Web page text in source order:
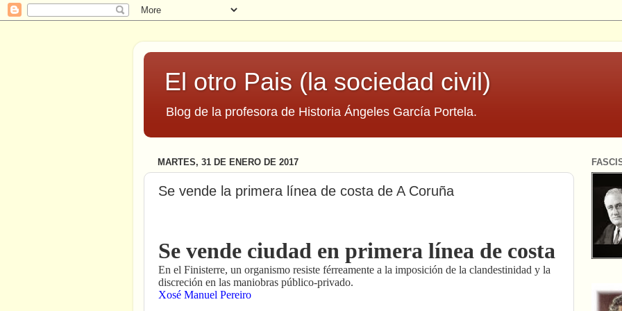
El otro Pais (la sociedad civil)
Blog de la profesora de Historia Ángeles García Portela.
MARTES, 31 DE ENERO DE 2017
Se vende la primera línea de costa de A Coruña
Se vende ciudad en primera línea de costa
En el Finisterre, un organismo resiste férreamente a la imposición de la clandestinidad y la
discreción en las maniobras público-privado.
Xosé Manuel Pereiro